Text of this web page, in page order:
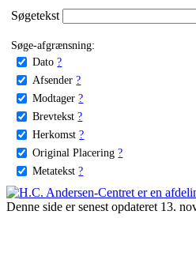
Søgetekst
Søge-afgrænsning:
Dato ?
Afsender ?
Modtager ?
Brevtekst ?
Herkomst ?
Original Placering ?
Metatekst ?
Denne side er senest opdateret 13.